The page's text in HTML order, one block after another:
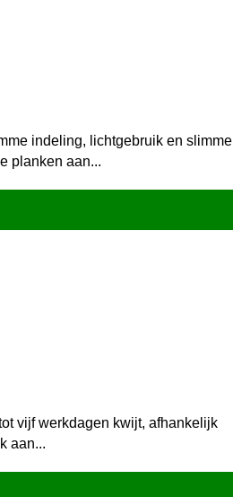
indeling, lichtgebruik en slimme
planken aan...
vijf werkdagen kwijt, afhankelijk
aan...